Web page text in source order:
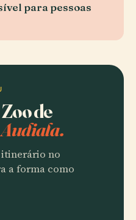
para pessoas
de
itinerário no
a forma como